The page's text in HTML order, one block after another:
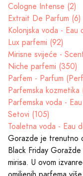
Cologne Intense (2)
Extrait De Parfum (6)
Kolonjska voda -
Lux parfemi (92)
Mirisne svijeće -
Niche parfemi (350)
Parfem - Parfum
Parfemska kozmetika
Parfemska voda -
Setovi (105)
Toaletna voda - Eau
Gorazde je trenutno
Black Friday
mirisa. U ovom